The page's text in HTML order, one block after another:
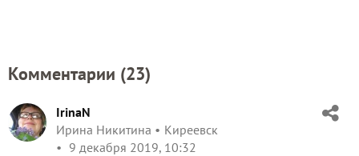
Комментарии (23)
IrinaN
Ирина Никитина
Киреевск
9 декабря 2019, 10:32